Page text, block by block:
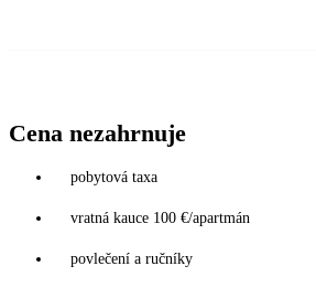
Cena nezahrnuje
pobytová taxa
vratná kauce 100 €/apartmán
povlečení a ručníky